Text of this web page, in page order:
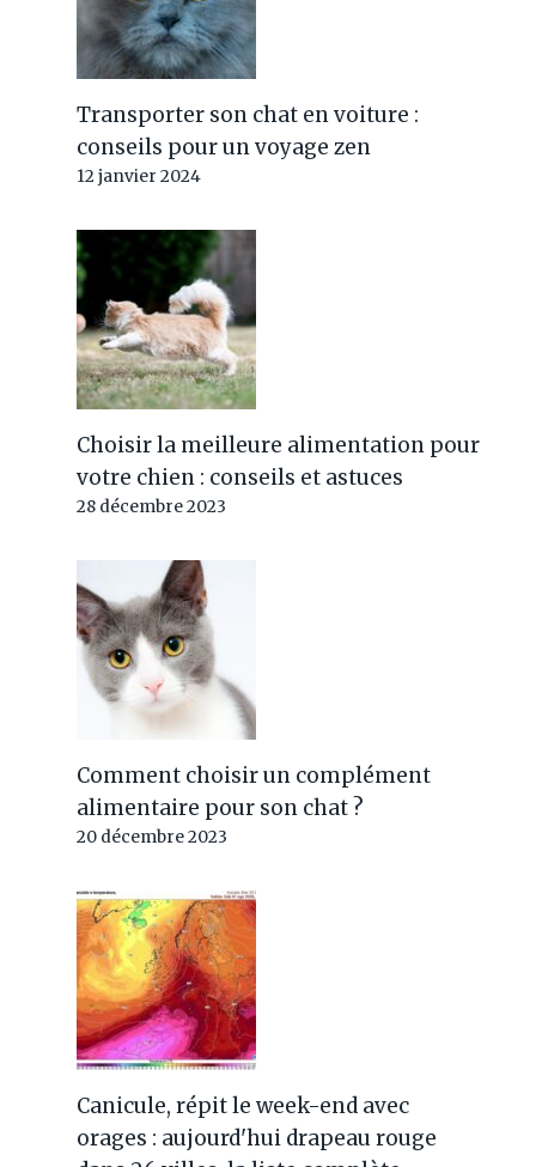
Transporter son chat en voiture :
conseils pour un voyage zen
12 janvier 2024
Choisir la meilleure alimentation pour
votre chien : conseils et astuces
28 décembre 2023
Comment choisir un complément
alimentaire pour son chat ?
20 décembre 2023
Canicule, répit le week-end avec
orages : aujourd'hui drapeau rouge